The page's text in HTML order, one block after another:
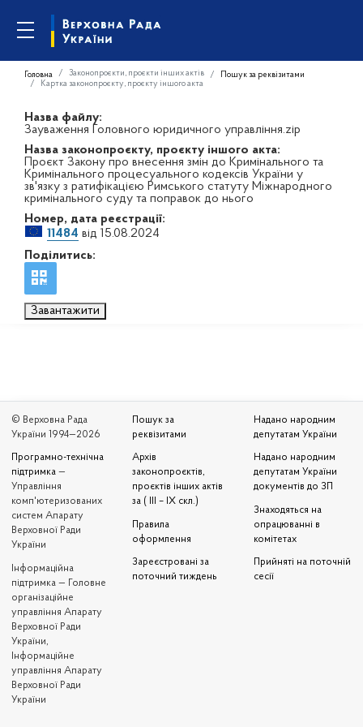
Головна Законопроєкти, проєкти інших актів
Пошук за реквізитами
Картка законопроєкту, проєкту іншого акта
Назва файлу:
Зауваження Головного юридичного управління.zip
Назва законопроєкту, проєкту іншого акта:
Проєкт Закону про внесення змін до Кримінального та
Кримінального процесуального кодексів України у
зв'язку з ратифікацією Римського статуту Міжнародного
кримінального суду та поправок до нього
Номер, дата реєстрації:
11484 від 15.08.2024
Поділитись:
Завантажити
© Верховна Рада
України 1994—2026
Програмно-технічна
підтримка —
Управління
комп'ютеризованих
систем Апарату
Верховної Ради
України
Iнформаційна
підтримка — Головне
організаційне
управління Апарату
Верховної Ради
України,
Інформаційне
управління Апарату
Верховної Ради
України
Пошук за
реквізитами
Архів
законопроєктів,
проєктів інших актів
за ( III – IX скл.)
Правила
оформлення
Зареєстровані за
поточний тиждень
Надано народним
депутатам України
Надано народним
депутатам України
документів до ЗП
Знаходяться на
опрацюванні в
комітетах
Прийняті на поточній
сесії